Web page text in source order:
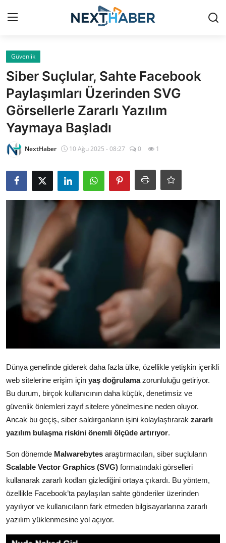
Giriş Yap
Finans
Magazin
Siyaset
Sağlık
Video
İletişim
Güvenlik
Siber Suçlular, Sahte Facebook
Paylaşımları Üzerinden SVG
Görsellerle Zararlı Yazılım
Yaymaya Başladı
NextHaber 10 Ağu 2025 - 08:27 0 1
Dünya genelinde giderek daha fazla ülke, özellikle yetişkin içerikli
web sitelerine erişim için yaş doğrulamazorunluluğu getiriyor.
Bu durum, birçok kullanıcının daha küçük, denetimsiz ve
güvenlik önlemleri zayıf sitelere yönelmesine neden oluyor.
Ancak bu geçiş, siber saldırganların işini kolaylaştırarak zararlı
yazılım bulaşma riskini önemli ölçüde artırıyor.
Son dönemde Malwarebytes araştırmacıları, siber suçluların
Scalable Vector Graphics (SVG) formatındaki görselleri
kullanarak zararlı kodları gizlediğini ortaya çıkardı. Bu yöntem,
özellikle Facebook’ta paylaşılan sahte gönderiler üzerinden
yayılıyor ve kullanıcıların fark etmeden bilgisayarlarına zararlı
yazılım yüklenmesine yol açıyor.